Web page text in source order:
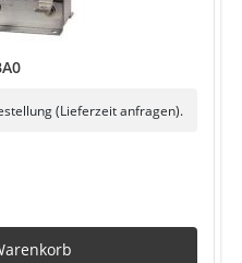
(Lieferzeit anfragen).